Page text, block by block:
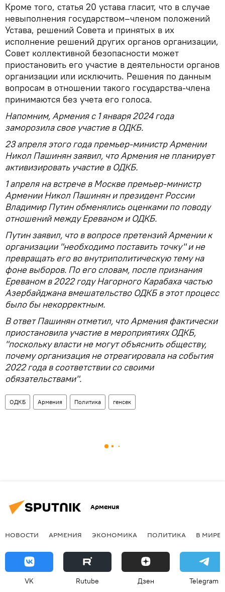
Кроме того, статья 20 устава гласит, что в случае
невыполнения государством–членом положений
Устава, решений Совета и принятых в их
исполнение решений других органов организации,
Совет коллективной безопасности может
приостановить его участие в деятельности органов
организации или исключить. Решения по данным
вопросам в отношении такого государства-члена
принимаются без учета его голоса.
Напомним, Армения с 1 января 2024 года
заморозила свое участие в ОДКБ.
23 апреля этого года премьер-министр Армении
Никол Пашинян заявил, что Армения не планирует
активизировать участие в ОДКБ.
1 апреля на встрече в Москве премьер-министр
Армении Никол Пашинян и президент России
Владимир Путин обменялись оценками по поводу
отношений между Ереваном и ОДКБ.
Путин заявил, что в вопросе претензий Армении к
организации "необходимо поставить точку" и не
превращать его во внутриполитическую тему на
фоне выборов. По его словам, после признания
Ереваном в 2022 году Нагорного Карабаха частью
Азербайджана вмешательство ОДКБ в этот процесс
было бы некорректным.
В ответ Пашинян отметил, что Армения фактически
приостановила участие в мероприятиях ОДКБ,
"поскольку власти не могут объяснить обществу,
почему организация не отреагировала на события
2022 года в соответствии со своими
обязательствами".
ОДКБ Армения Политика генсек
Армения
НОВОСТИ АРМЕНИЯ ЭКОНОМИКА ПОЛИТИКА В МИРЕ
VK Rutube Дзен Telegram